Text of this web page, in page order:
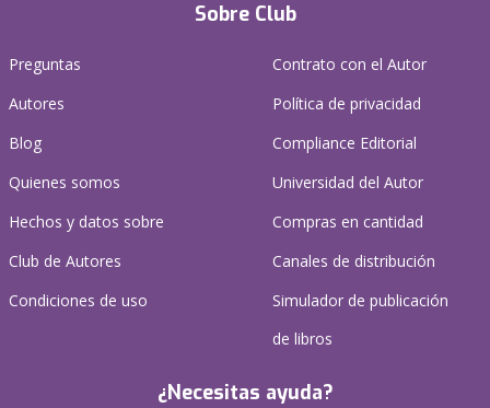
Sobre Club
Preguntas
Autores
Blog
Quienes somos
Hechos y datos sobre
Club de Autores
Condiciones de uso
Contrato con el Autor
Política de privacidad
Compliance Editorial
Universidad del Autor
Compras en cantidad
Canales de distribución
Simulador de publicación
de libros
¿Necesitas ayuda?